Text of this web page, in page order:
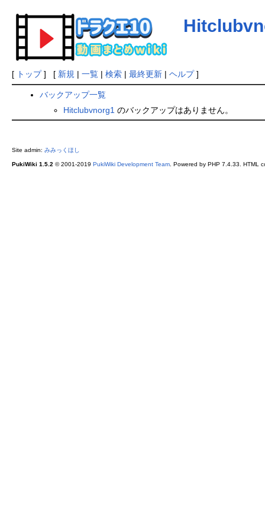
[ トップ] [ 新規 | 一覧| 検索| 最終更新| ヘルプ]
バックアップ一覧
Hitclubvnorg1 のバックアップはありません。
Site admin: みみっくほし
PukiWiki 1.5.2 © 2001-2019 PukiWiki Development Team. Powered by PHP 7.4.33. HTML